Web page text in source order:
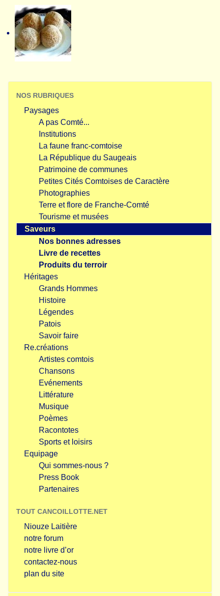
NOS RUBRIQUES
Paysages
A pas Comté...
Institutions
La faune franc-comtoise
La République du Saugeais
Patrimoine de communes
Petites Cités Comtoises de Caractère
Photographies
Terre et flore de Franche-Comté
Tourisme et musées
Saveurs
Nos bonnes adresses
Livre de recettes
Produits du terroir
Héritages
Grands Hommes
Histoire
Légendes
Patois
Savoir faire
Re.créations
Artistes comtois
Chansons
Evénements
Littérature
Musique
Poèmes
Racontotes
Sports et loisirs
Equipage
Qui sommes-nous ?
Press Book
Partenaires
TOUT CANCOILLOTTE.NET
Niouze Laitière
notre forum
notre livre d’or
contactez-nous
plan du site